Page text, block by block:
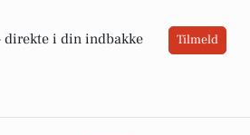
direkte i din indbakke Tilmeld